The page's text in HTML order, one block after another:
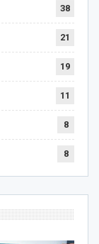
38
21
19
11
8
8